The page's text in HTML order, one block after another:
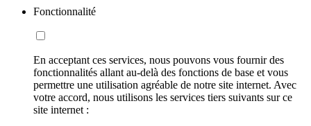
Fonctionnalité
En acceptant ces services, nous pouvons vous fournir des
fonctionnalités allant au-delà des fonctions de base et vous
permettre une utilisation agréable de notre site internet. Avec
votre accord, nous utilisons les services tiers suivants sur ce
site internet :